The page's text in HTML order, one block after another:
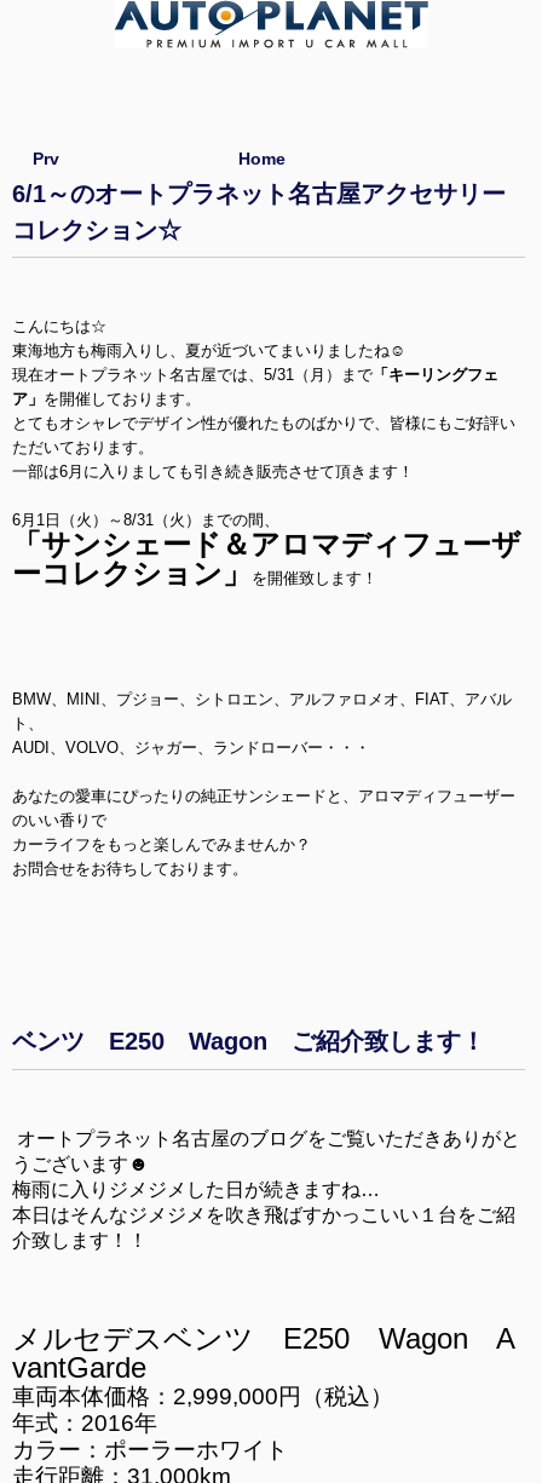
Prv Home
6/1～のオートプラネット名古屋アクセサリー
コレクション☆
こんにちは☆
東海地方も梅雨入りし、夏が近づいてまいりましたね☺
現在オートプラネット名古屋では、5/31（月）まで 「キーリングフェ
ア」 を開催しております。
とてもオシャレでデザイン性が優れたものばかりで、皆様にもご好評い
ただいております。
一部は6月に入りましても引き続き販売させて頂きます！
6月1日（火）～8/31（火）までの間、
「サンシェード＆アロマディフューザ
ーコレクション」
を開催致します！
BMW、MINI、プジョー、シトロエン、アルファロメオ、FIAT、アバル
ト、
AUDI、VOLVO、ジャガー、ランドローバー・・・
あなたの愛車にぴったりの純正サンシェードと、アロマディフューザー
のいい香りで
カーライフをもっと楽しんでみませんか？
お問合せをお待ちしております。
ベンツ E250 Wagon ご紹介致します！
オートプラネット名古屋のブログをご覧いただきありがと
うございます☻
梅雨に入りジメジメした日が続きますね…
本日はそんなジメジメを吹き飛ばすかっこいい１台をご紹
介致します！！
メルセデスベンツ E250 Wagon A
vantGarde
車両本体価格：2,999,000円（税込）
年式：2016年
カラー：ポーラーホワイト
走行距離：31,000km